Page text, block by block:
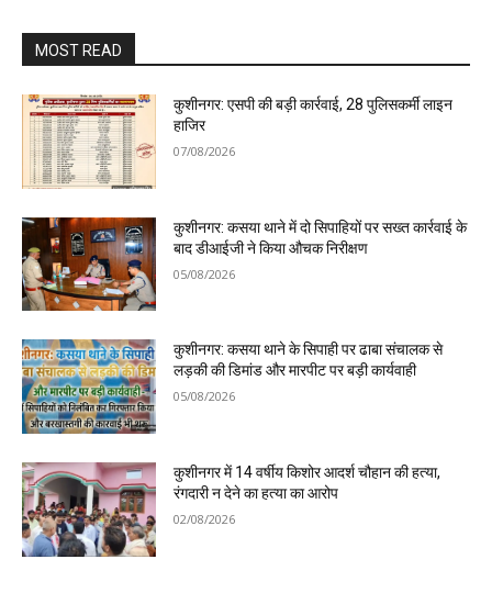
MOST READ
कुशीनगर: एसपी की बड़ी कार्रवाई, 28 पुलिसकर्मी लाइन
हाजिर
07/08/2026
कुशीनगर: कसया थाने में दो सिपाहियों पर सख्त कार्रवाई के
बाद डीआईजी ने किया औचक निरीक्षण
05/08/2026
कुशीनगर: कसया थाने के सिपाही पर ढाबा संचालक से
लड़की की डिमांड और मारपीट पर बड़ी कार्यवाही
05/08/2026
कुशीनगर में 14 वर्षीय किशोर आदर्श चौहान की हत्या,
रंगदारी न देने का हत्या का आरोप
02/08/2026